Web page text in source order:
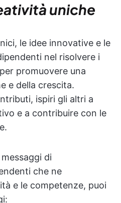
uniche
le idee innovative e le
nel risolvere i
promuovere una
e della crescita.
ispiri gli altri a
e a contribuire con le
di
che ne
e le competenze, puoi